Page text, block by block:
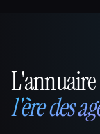
That AI
L'annuaire
l'ère des